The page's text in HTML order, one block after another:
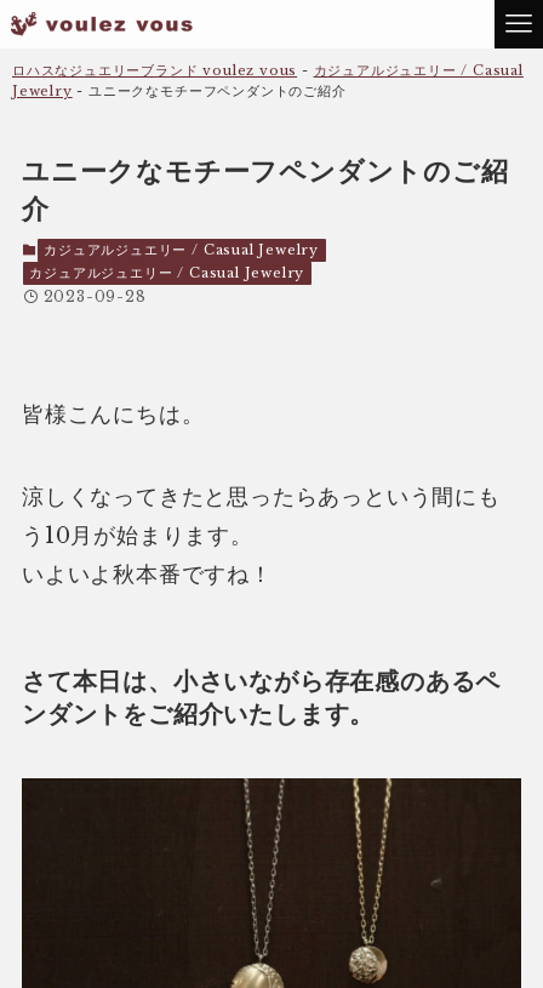
ロハスなジュエリーブランド voulez vous - カジュアルジュエリー / Casual
Jewelry -ユニークなモチーフペンダントのご紹介
ユニークなモチーフペンダントのご紹
介
カジュアルジュエリー / Casual Jewelry
カジュアルジュエリー / Casual Jewelry
2023-09-28
皆様こんにちは。
涼しくなってきたと思ったらあっという間にも
う10月が始まります。
いよいよ秋本番ですね！
さて本日は、小さいながら存在感のあるペ
ンダントをご紹介いたします。